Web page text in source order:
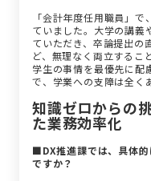
「会計年度任用職員」
ていました。大学の講義
ていただき、卒論提出の
ど、無理なく両立するこ
学生の事情を最優先に配
で、学業への支障は全く
知識ゼロからの
た業務効率化
■DX推進課では、具体
ですか？